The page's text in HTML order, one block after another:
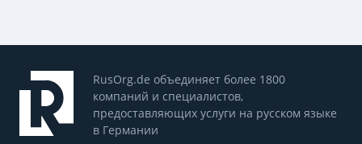
RusOrg.de объединяет более 1800
компаний и специалистов,
предоставляющих услуги на русском языке
в Германии